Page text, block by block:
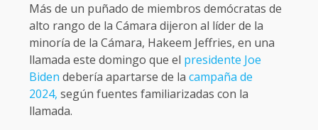
Más de un puñado de miembros demócratas de
alto rango de la Cámara dijeron al líder de la
minoría de la Cámara, Hakeem Jeffries, en una
llamada este domingo que el presidente Joe
Biden debería apartarse de la campaña de
2024, según fuentes familiarizadas con la
llamada.